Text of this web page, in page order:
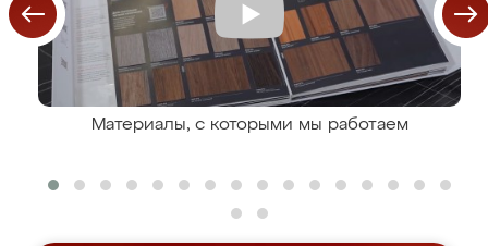
Материалы, с которыми мы работаем